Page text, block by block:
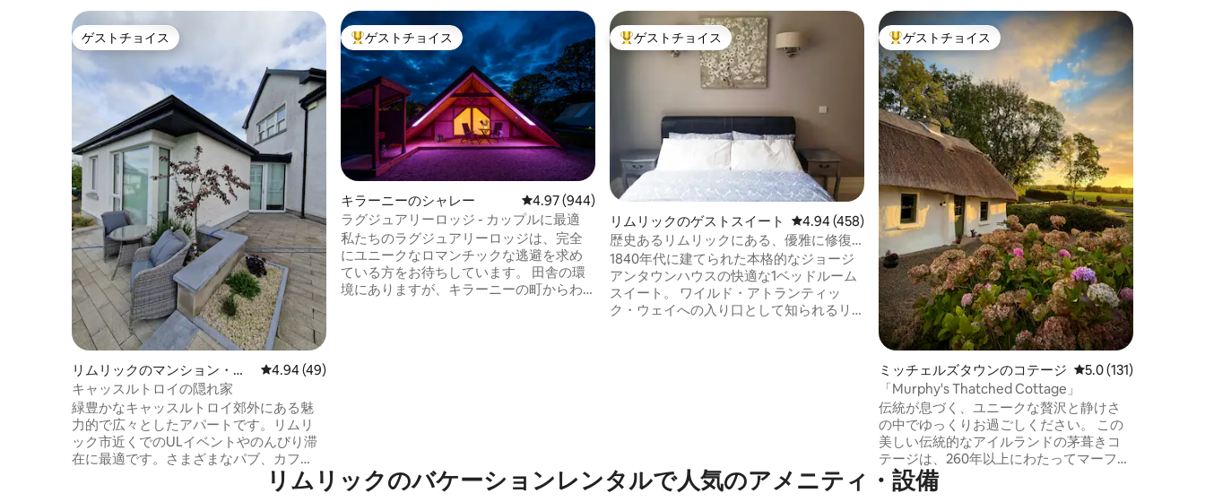
ゲストチョイス
ゲストチョイス
リムリックのマンション・ア
パート
レビュー49件、5つ星中4.94つ星の平均評価
4.94 (49)
キャッスルトロイの隠れ家
緑豊かなキャッスルトロイ郊外にある魅
力的で広々としたアパートです。リムリ
ック市近くでのULイベントやのんびり滞
在に最適です。さまざまなパブ、カフ
ェ、レストラン、町へのバス停まで徒歩
で行けます。コンサート、試合、ショッ
大好評のゲストチョイスです。
ゲストチョイス
キラーニーのシャレー レビュー944件、5つ星中4.97つ星の平均評価
4.97 (944)
ラグジュアリーロッジ - カップルに最適
私たちのラグジュアリーロッジは、完全
にユニークなロマンチックな逃避を求め
ている方をお待ちしています。 田舎の環
境にありますが、キラーニーの町からわ
大好評のゲストチョイスです。
ゲストチョイス
リムリックのゲストスイート レビュー458件、5つ星中4.94つ星の平均評価
4.94 (458)
歴史あるリムリックにある、優雅に修復
されたスイート
1840年代に建てられた本格的なジョージ
アンタウンハウスの快適な1ベッドルーム
スイート。 ワイルド・アトランティッ
ク・ウェイへの入り口として知られるリ
す。 すぐ外に通り駐車場があります。
大好評のゲストチョイスです。
ゲストチョイス
ミッチェルズタウンのコテージ レビュー131件、5つ
5.0 (131)
「Murphy's Thatched Cottage」
伝統が息づく、ユニークな贅沢と静けさ
の中でゆっくりお過ごしください。 この
美しい伝統的なアイルランドの茅葺きコ
テージは、260年以上にわたってマーフィ
ー家の家です すべてのオリジナルの特徴
が愛情深く復元され、時の試練に耐えて
リムリックのバケーションレンタルで人気のアメニティ・設備